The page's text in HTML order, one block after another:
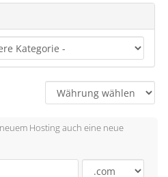
Hosting auch eine neue